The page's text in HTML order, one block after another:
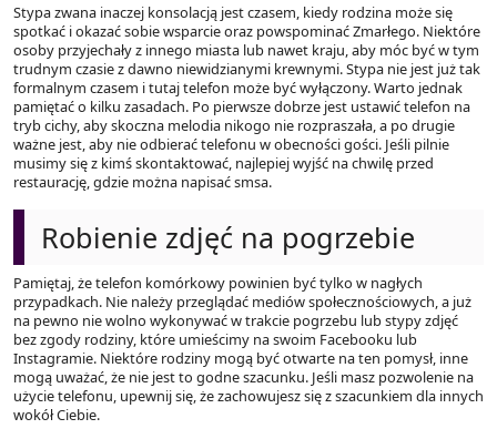
Stypa zwana inaczej konsolacją jest czasem, kiedy rodzina może się
spotkać i okazać sobie wsparcie oraz powspominać Zmarłego. Niektóre
osoby przyjechały z innego miasta lub nawet kraju, aby móc być w tym
trudnym czasie z dawno niewidzianymi krewnymi. Stypa nie jest już tak
formalnym czasem i tutaj telefon może być wyłączony. Warto jednak
pamiętać o kilku zasadach. Po pierwsze dobrze jest ustawić telefon na
tryb cichy, aby skoczna melodia nikogo nie rozpraszała, a po drugie
ważne jest, aby nie odbierać telefonu w obecności gości. Jeśli pilnie
musimy się z kimś skontaktować, najlepiej wyjść na chwilę przed
restaurację, gdzie można napisać smsa.
Robienie zdjęć na pogrzebie
Pamiętaj, że telefon komórkowy powinien być tylko w nagłych
przypadkach. Nie należy przeglądać mediów społecznościowych, a już
na pewno nie wolno wykonywać w trakcie pogrzebu lub stypy zdjęć
bez zgody rodziny, które umieścimy na swoim Facebooku lub
Instagramie. Niektóre rodziny mogą być otwarte na ten pomysł, inne
mogą uważać, że nie jest to godne szacunku. Jeśli masz pozwolenie na
użycie telefonu, upewnij się, że zachowujesz się z szacunkiem dla innych
wokół Ciebie.